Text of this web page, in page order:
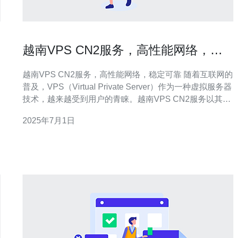
越南VPS CN2服务，高性能网络，稳
越南VPS CN2服务，高性能网络，稳定可靠 随着互联网的
普及，VPS（Virtual Private Server）作为一种虚拟服务器
技术，越来越受到用户的青睐。越南VPS CN2服务以其高
VPS CN2服务采用高性能网络，确保用户可以快速稳定地
2025年7月1日